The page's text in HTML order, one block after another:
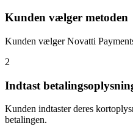
Kunden vælger metoden
Kunden vælger Novatti
2
Indtast
Kunden indtaster deres
betalingen.